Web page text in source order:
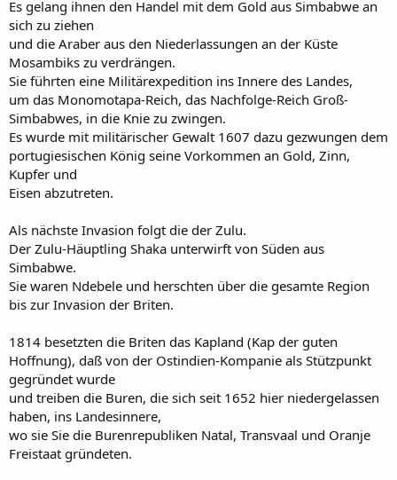
Es gelang ihnen den Handel mit dem Gold aus Simbabwe an
sich zu ziehen
und die Araber aus den Niederlassungen an der Küste
Mosambiks zu verdrängen.
Sie führten eine Militärexpedition ins Innere des Landes,
um das Monomotapa-Reich, das Nachfolge-Reich Groß-
Simbabwes, in die Knie zu zwingen.
Es wurde mit militärischer Gewalt 1607 dazu gezwungen dem
portugiesischen König seine Vorkommen an Gold, Zinn,
Kupfer und
Eisen abzutreten.
Als nächste Invasion folgt die der Zulu.
Der Zulu-Häuptling Shaka unterwirft von Süden aus
Simbabwe.
Sie waren Ndebele und herschten über die gesamte Region
bis zur Invasion der Briten.
1814 besetzten die Briten das Kapland (Kap der guten
Hoffnung), daß von der Ostindien-Kompanie als Stützpunkt
gegründet wurde
und treiben die Buren, die sich seit 1652 hier niedergelassen
haben, ins Landesinnere,
wo sie Sie die Burenrepubliken Natal, Transvaal und Oranje
Freistaat gründeten.